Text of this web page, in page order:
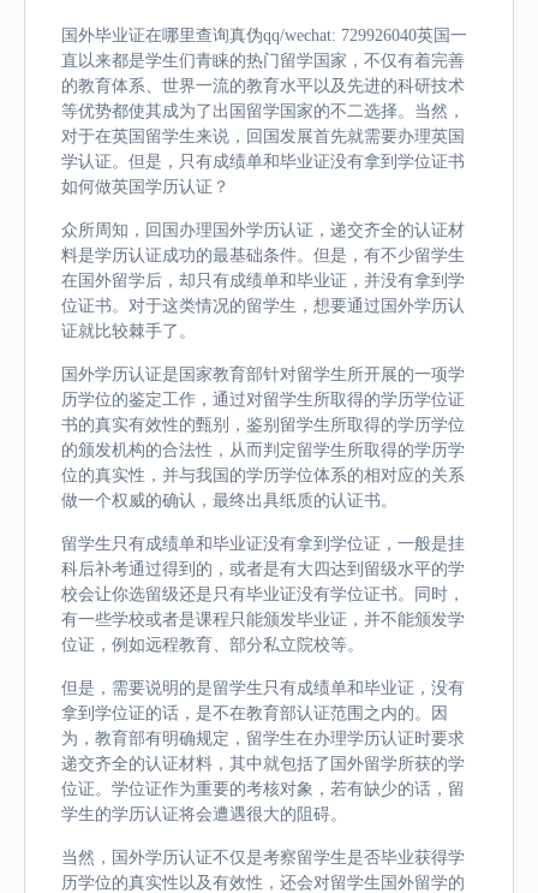
国外毕业证在哪里查询真伪qq/wechat: 729926040英国一
直以来都是学生们青睐的热门留学国家，不仅有着完善
的教育体系、世界一流的教育水平以及先进的科研技术
等优势都使其成为了出国留学国家的不二选择。当然，
对于在英国留学生来说，回国发展首先就需要办理英国
学认证。但是，只有成绩单和毕业证没有拿到学位证书
如何做英国学历认证？
众所周知，回国办理国外学历认证，递交齐全的认证材
料是学历认证成功的最基础条件。但是，有不少留学生
在国外留学后，却只有成绩单和毕业证，并没有拿到学
位证书。对于这类情况的留学生，想要通过国外学历认
证就比较棘手了。
国外学历认证是国家教育部针对留学生所开展的一项学
历学位的鉴定工作，通过对留学生所取得的学历学位证
书的真实有效性的甄别，鉴别留学生所取得的学历学位
的颁发机构的合法性，从而判定留学生所取得的学历学
位的真实性，并与我国的学历学位体系的相对应的关系
做一个权威的确认，最终出具纸质的认证书。
留学生只有成绩单和毕业证没有拿到学位证，一般是挂
科后补考通过得到的，或者是有大四达到留级水平的学
校会让你选留级还是只有毕业证没有学位证书。同时，
有一些学校或者是课程只能颁发毕业证，并不能颁发学
位证，例如远程教育、部分私立院校等。
但是，需要说明的是留学生只有成绩单和毕业证，没有
拿到学位证的话，是不在教育部认证范围之内的。因
为，教育部有明确规定，留学生在办理学历认证时要求
递交齐全的认证材料，其中就包括了国外留学所获的学
位证。学位证作为重要的考核对象，若有缺少的话，留
学生的学历认证将会遭遇很大的阻碍。
当然，国外学历认证不仅是考察留学生是否毕业获得学
历学位的真实性以及有效性，还会对留学生国外留学的